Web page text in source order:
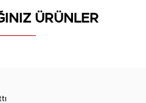
ÜRÜNLER